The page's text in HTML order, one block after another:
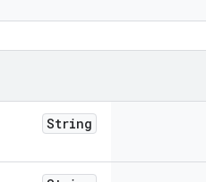
String